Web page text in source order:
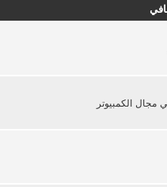
مجال الكمبيوتر